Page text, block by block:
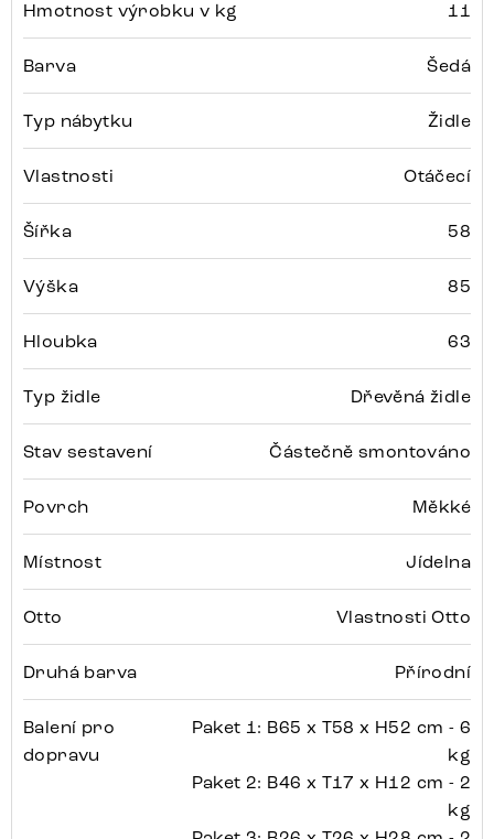
Hmotnost výrobku v kg 11
Barva Šedá
Typ nábytku Židle
Vlastnosti Otáčecí
Šířka 58
Výška 85
Hloubka 63
Typ židle Dřevěná židle
Stav sestavení Částečně smontováno
Povrch Měkké
Místnost Jídelna
Otto Vlastnosti Otto
Druhá barva Přírodní
Balení pro
dopravu
Paket 1: B65 x T58 x H52 cm - 6
kg
Paket 2: B46 x T17 x H12 cm - 2
kg